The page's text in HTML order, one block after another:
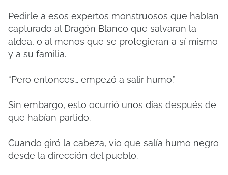
Pedirle a esos expertos monstruosos que habían
capturado al Dragón Blanco que salvaran la
aldea, o al menos que se protegieran a sí mismo
y a su familia.
“Pero entonces… empezó a salir humo.”
Sin embargo, esto ocurrió unos días después de
que habían partido.
Cuando giró la cabeza, vio que salía humo negro
desde la dirección del pueblo.